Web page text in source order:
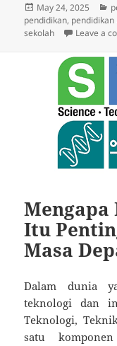
Posted
on
May 24, 2025
pendidikan, pendidikan
sekolah
Leave a
Mengapa
Itu
Masa
Dalam dunia
teknologi dan
Teknologi,
satu